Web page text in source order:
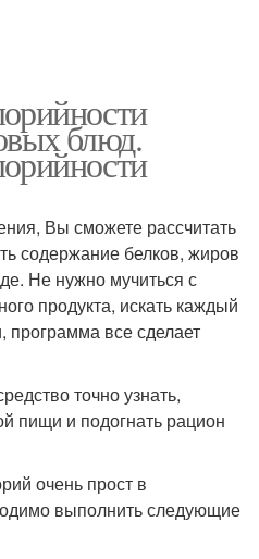
блюд.
Вы сможете рассчитать
содержание белков, жиров
Не нужно мучиться с
продукта, искать каждый
программа все сделает
точно узнать,
пищи и подогнать рацион
очень прост в
выполнить следующие